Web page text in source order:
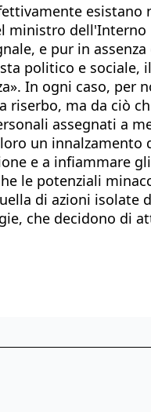
e pur in
politico e sociale,
In ogni caso,
ma da ciò
assegnati a
un
e a infiammare
le potenziali
di azioni
che decidono di